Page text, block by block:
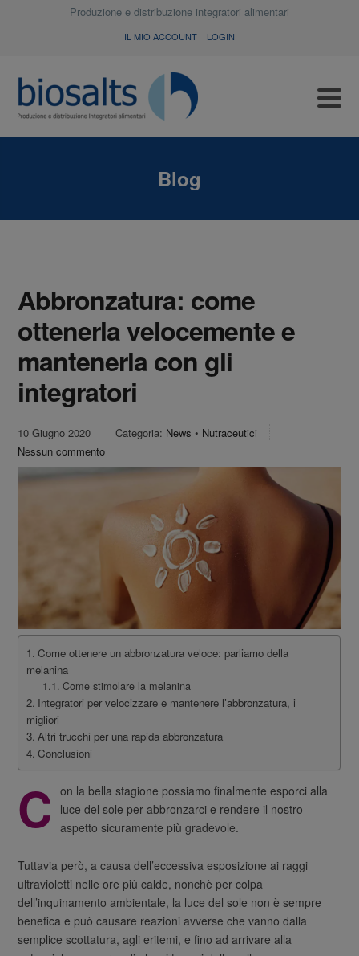
Produzione e distribuzione integratori alimentari
IL MIO ACCOUNT LOGIN
Blog
Abbronzatura: come
ottenerla velocemente e
mantenerla con gli
integratori
10 Giugno 2020 Categoria: News • Nutraceutici
Nessun commento
Come ottenere un abbronzatura veloce: parliamo della
melanina
Come stimolare la melanina
Integratori per velocizzare e mantenere l’abbronzatura, i
migliori
Altri trucchi per una rapida abbronzatura
Conclusioni
C
on la bella stagione possiamo finalmente esporci alla
luce del sole per abbronzarci e rendere il nostro
aspetto sicuramente più gradevole.
Tuttavia però, a causa dell’eccessiva esposizione ai raggi
ultravioletti nelle ore più calde, nonchè per colpa
dell’inquinamento ambientale, la luce del sole non è sempre
benefica e può causare reazioni avverse che vanno dalla
semplice scottatura, agli eritemi, e fino ad arrivare alla